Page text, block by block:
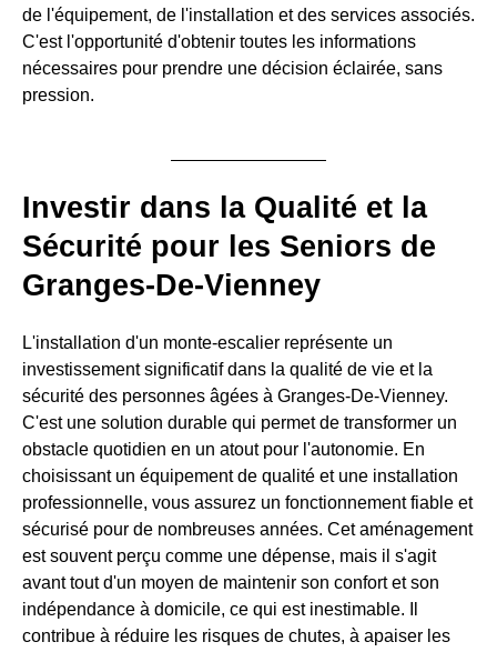
de l'équipement, de l'installation et des services associés.
C'est l'opportunité d'obtenir toutes les informations
nécessaires pour prendre une décision éclairée, sans
pression.
Investir dans la Qualité et la
Sécurité pour les Seniors de
Granges-De-Vienney
L'installation d'un monte-escalier représente un
investissement significatif dans la qualité de vie et la
sécurité des personnes âgées à Granges-De-Vienney.
C'est une solution durable qui permet de transformer un
obstacle quotidien en un atout pour l'autonomie. En
choisissant un équipement de qualité et une installation
professionnelle, vous assurez un fonctionnement fiable et
sécurisé pour de nombreuses années. Cet aménagement
est souvent perçu comme une dépense, mais il s'agit
avant tout d'un moyen de maintenir son confort et son
indépendance à domicile, ce qui est inestimable. Il
contribue à réduire les risques de chutes, à apaiser les